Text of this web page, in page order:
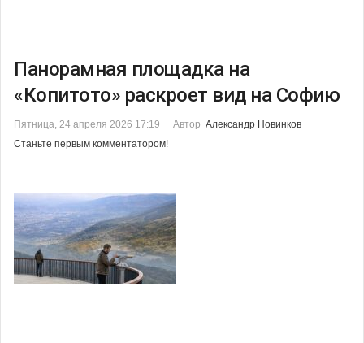
Панорамная площадка на
«Копитото» раскроет вид на Софию
Пятница, 24 апреля 2026 17:19 Автор Александр Новинков
Станьте первым комментатором!